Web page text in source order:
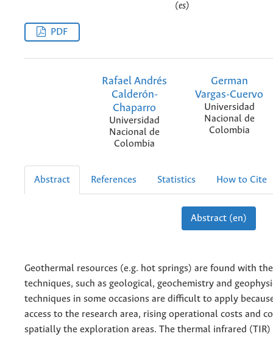
(es)
PDF
Rafael Andrés
Calderón-
Chaparro
Universidad
Nacional de
Colombia
German
Vargas-Cuervo
Universidad
Nacional de
Colombia
Abstract References Statistics How to Cite
Abstract (en)
Geothermal resources (e.g. hot springs) are found with
techniques, such as geological, geochemistry and
techniques in some occasions are difficult to apply
access to the research area, rising operational costs and
spatially the exploration areas. The thermal infrared (TIR)